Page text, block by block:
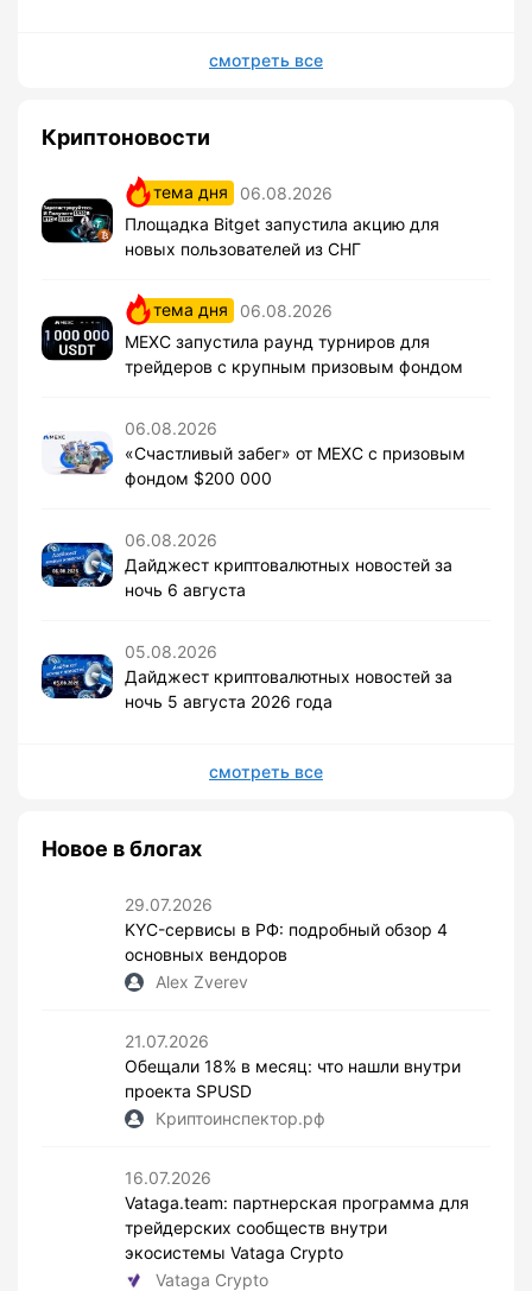
смотреть все
Криптоновости
тема дня
06.08.2026
Площадка Bitget запустила акцию для
новых пользователей из СНГ
тема дня
06.08.2026
MEXC запустила раунд турниров для
трейдеров с крупным призовым фондом
06.08.2026
«Счастливый забег» от MEXC с призовым
фондом $200 000
06.08.2026
Дайджест криптовалютных новостей за
ночь 6 августа
05.08.2026
Дайджест криптовалютных новостей за
ночь 5 августа 2026 года
смотреть все
Новое в блогах
29.07.2026
KYC-сервисы в РФ: подробный обзор 4
основных вендоров
Alex Zverev
21.07.2026
Обещали 18% в месяц: что нашли внутри
проекта SPUSD
Криптоинспектор.рф
16.07.2026
Vataga.team: партнерская программа для
трейдерских сообществ внутри
экосистемы Vataga Crypto
Vataga Crypto